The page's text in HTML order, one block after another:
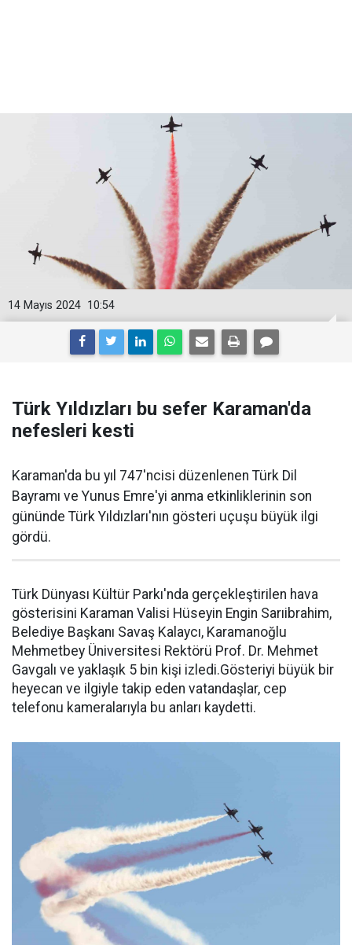
10:54
14 Mayıs 2024
Türk Yıldızları bu sefer Karaman'da
nefesleri kesti
Karaman'da bu yıl 747'ncisi düzenlenen Türk Dil
Bayramı ve Yunus Emre'yi anma etkinliklerinin son
gününde Türk Yıldızları'nın gösteri uçuşu büyük ilgi
gördü.
Türk Dünyası Kültür Parkı'nda gerçekleştirilen hava
gösterisini Karaman Valisi Hüseyin Engin Sarıibrahim,
Belediye Başkanı Savaş Kalaycı, Karamanoğlu
Mehmetbey Üniversitesi Rektörü Prof. Dr. Mehmet
Gavgalı ve yaklaşık 5 bin kişi izledi.Gösteriyi büyük bir
heyecan ve ilgiyle takip eden vatandaşlar, cep
telefonu kameralarıyla bu anları kaydetti.